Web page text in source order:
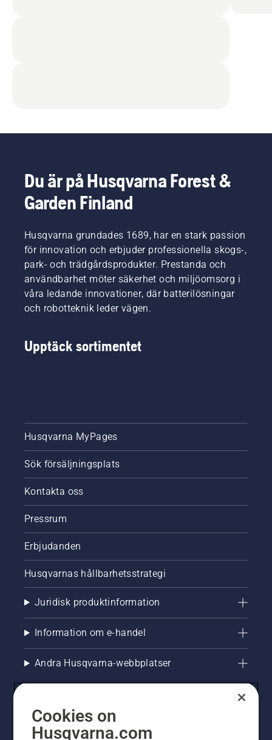
Du är på Husqvarna Forest &
Garden Finland
Husqvarna grundades 1689, har en stark passion
för innovation och erbjuder professionella skogs-,
park- och trädgårdsprodukter. Prestanda och
användbarhet möter säkerhet och miljöomsorg i
våra ledande innovationer, där batterilösningar
och robotteknik leder vägen.
Upptäck sortimentet
Husqvarna MyPages
Sök försäljningsplats
Kontakta oss
Pressrum
Erbjudanden
Husqvarnas hållbarhetsstrategi
Juridisk produktinformation
Information om e-handel
Andra Husqvarna-webbplatser
Cookies on
Husqvarna.com